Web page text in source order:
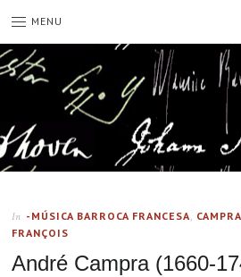
MENU
In -MÚSICA BARROCA FRANCESA,
FRANÇOIS
André Campra (1660-